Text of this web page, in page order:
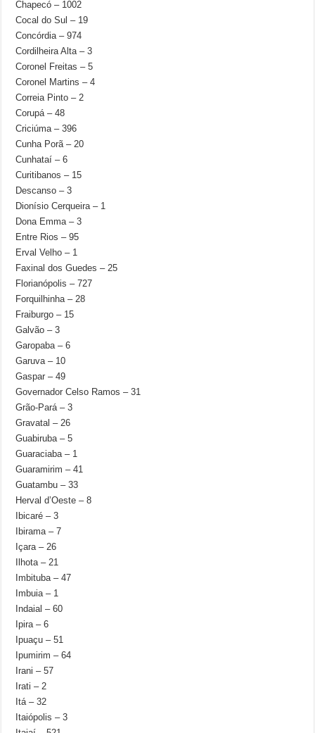
Chapecó – 1002
Cocal do Sul – 19
Concórdia – 974
Cordilheira Alta – 3
Coronel Freitas – 5
Coronel Martins – 4
Correia Pinto – 2
Corupá – 48
Criciúma – 396
Cunha Porã – 20
Cunhataí – 6
Curitibanos – 15
Descanso – 3
Dionísio Cerqueira – 1
Dona Emma – 3
Entre Rios – 95
Erval Velho – 1
Faxinal dos Guedes – 25
Florianópolis – 727
Forquilhinha – 28
Fraiburgo – 15
Galvão – 3
Garopaba – 6
Garuva – 10
Gaspar – 49
Governador Celso Ramos – 31
Grão-Pará – 3
Gravatal – 26
Guabiruba – 5
Guaraciaba – 1
Guaramirim – 41
Guatambu – 33
Herval d’Oeste – 8
Ibicaré – 3
Ibirama – 7
Içara – 26
Ilhota – 21
Imbituba – 47
Imbuia – 1
Indaial – 60
Ipira – 6
Ipuaçu – 51
Ipumirim – 64
Irani – 57
Irati – 2
Itá – 32
Itaiópolis – 3